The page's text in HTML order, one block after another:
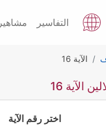
التفاسير
الآية 16
الآية 16
اختر رقم الآية